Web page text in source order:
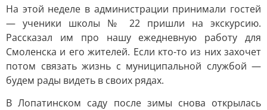
На этой неделе в администрации принимали гостей
— ученики школы № 22 пришли на экскурсию.
Рассказал им про нашу ежедневную работу для
Смоленска и его жителей. Если кто-то из них захочет
потом связать жизнь с муниципальной службой —
будем рады видеть в своих рядах.
В Лопатинском саду после зимы снова открылась